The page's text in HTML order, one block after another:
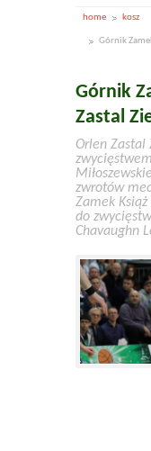
home kosz
Górnik
Górnik
Zastal
Orlen Zastal
zwrotów
Zamek
do
Chavaughn